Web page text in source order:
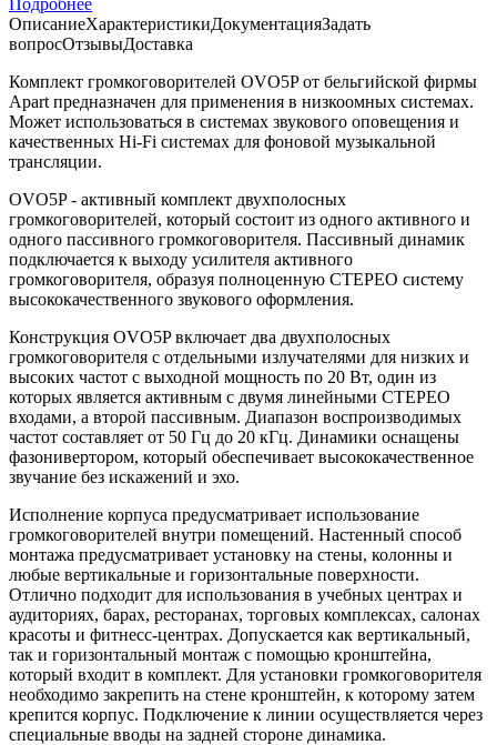
ОписаниеХарактеристикиДокументацияЗадать
вопросОтзывыДоставка
Комплект громкоговорителей OVO5P от бельгийской фирмы
Apart предназначен для применения в низкоомных системах.
Может использоваться в системах звукового оповещения и
качественных Hi-Fi системах для фоновой музыкальной
трансляции.
OVO5P - активный комплект двухполосных
громкоговорителей, который состоит из одного активного и
одного пассивного громкоговорителя. Пассивный динамик
подключается к выходу усилителя активного
громкоговорителя, образуя полноценную СТЕРЕО систему
высококачественного звукового оформления.
Конструкция OVO5P включает два двухполосных
громкоговорителя с отдельными излучателями для низких и
высоких частот с выходной мощность по 20 Вт, один из
которых является активным с двумя линейными СТЕРЕО
входами, а второй пассивным. Диапазон воспроизводимых
частот составляет от 50 Гц до 20 кГц. Динамики оснащены
фазонивертором, который обеспечивает высококачественное
звучание без искажений и эхо.
Исполнение корпуса предусматривает использование
громкоговорителей внутри помещений. Настенный способ
монтажа предусматривает установку на стены, колонны и
любые вертикальные и горизонтальные поверхности.
Отлично подходит для использования в учебных центрах и
аудиториях, барах, ресторанах, торговых комплексах, салонах
красоты и фитнесс-центрах. Допускается как вертикальный,
так и горизонтальный монтаж с помощью кронштейна,
который входит в комплект. Для установки громкоговорителя
необходимо закрепить на стене кронштейн, к которому затем
крепится корпус. Подключение к линии осуществляется через
специальные вводы на задней стороне динамика.